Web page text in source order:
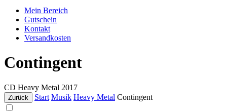
Mein Bereich
Gutschein
Kontakt
Versandkosten
Contingent
CD Heavy Metal 2017
Zurück Start Musik Heavy Metal Contingent